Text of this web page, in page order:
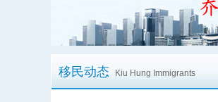
移民动态 Kiu Hung Immigrants